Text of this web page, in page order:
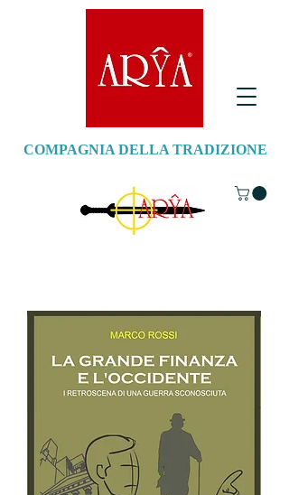
COMPAGNIA DELLA TRADIZIONE